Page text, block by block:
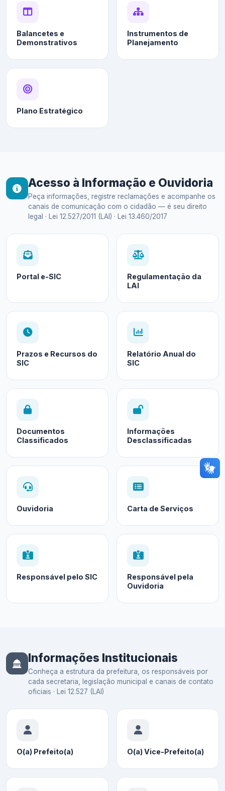
Balancetes e
Demonstrativos
Instrumentos de
Planejamento
Plano Estratégico
Acesso à Informação e Ouvidoria
Peça informações, registre reclamações e acompanhe os
canais de comunicação com o cidadão — é seu direito
legal · Lei 12.527/2011 (LAI) · Lei 13.460/2017
Portal e-SIC
Regulamentação da
LAI
Prazos e Recursos do
SIC
Relatório Anual do
SIC
Documentos
Classificados
Informações
Desclassificadas
Ouvidoria Carta de Serviços
Responsável pelo SIC
Responsável pela
Ouvidoria
Informações Institucionais
Conheça a estrutura da prefeitura, os responsáveis por
cada secretaria, legislação municipal e canais de contato
oficiais · Lei 12.527 (LAI)
O(a) Prefeito(a) O(a) Vice-Prefeito(a)